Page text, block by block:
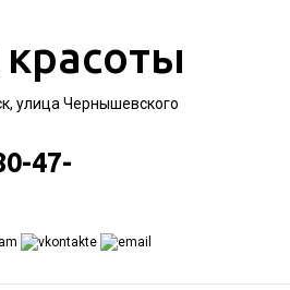
улица Чернышевского
47-